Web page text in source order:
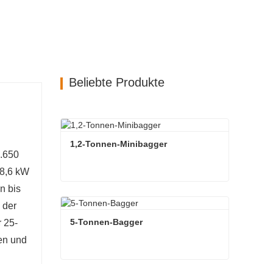
kW
bis
der
25-
und
Beliebte Produkte
1,2-Tonnen-Minibagger
1,2-Tonnen-Minibagger
Kontaktieren Sie mich jetzt
5-Tonnen-Bagger